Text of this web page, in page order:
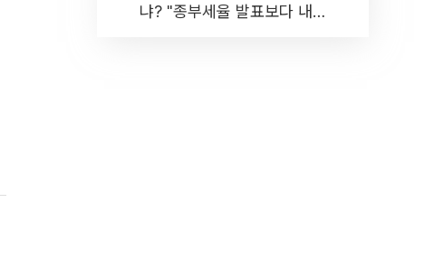
냐? "종부세율 발표보다 내릴